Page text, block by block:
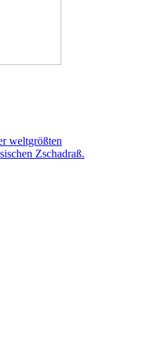
weltgrößten
Zschadraß.